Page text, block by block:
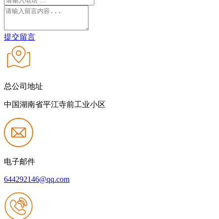
提交留言
总公司地址
中国湖南省平江寺前工业小区
电子邮件
644292146@qq.com